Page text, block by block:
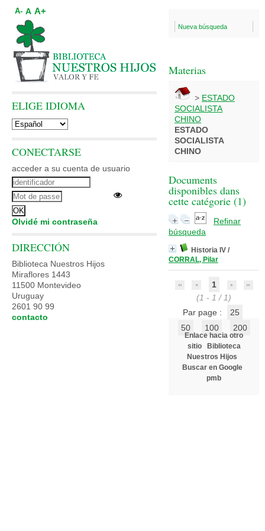
Nueva búsqueda
Materias
> ESTADO
SOCIALISTA
CHINO
ESTADO
SOCIALISTA
CHINO
Documents
disponibles dans
cette catégorie (1)
Refinar
búsqueda
Historia IV /
CORRAL, Pilar
1
(1 - 1 / 1)
Par page :
25
50
100 200
Enlace hacia otro
sitio
Biblioteca
Nuestros Hijos
Buscar en Google
pmb
A- A A+
ELIGE IDIOMA
CONECTARSE
acceder a su cuenta de usuario
Olvidé mi contraseña
DIRECCIÓN
Biblioteca Nuestros Hijos
Miraflores 1443
11500 Montevideo
Uruguay
2601 90 99
contacto